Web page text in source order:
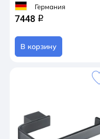
Германия
7448 q
В корзину